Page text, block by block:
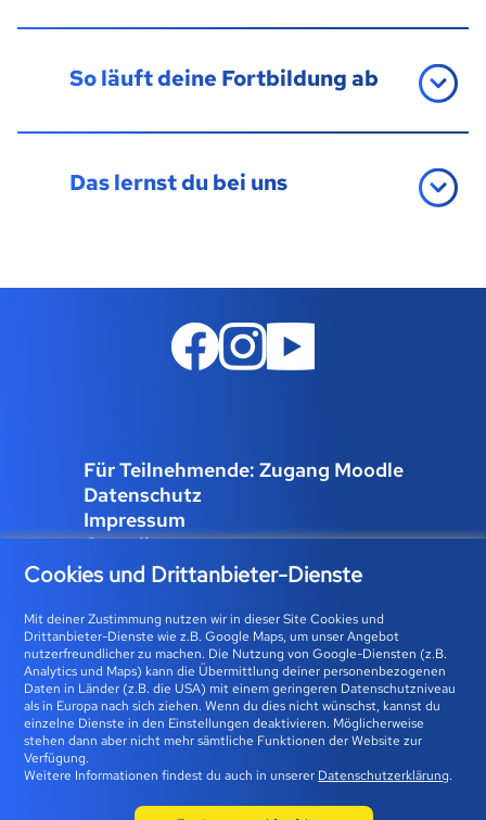
So läuft deine Fortbildung ab
Das lernst du bei uns
Für Teilnehmende: Zugang Moodle
Datenschutz
Impressum
Compliance
Job und Karriere
Bfz-Essen GmbH | Karolingerstraße 93 | 45141 Essen 0800
23 93 773 (gebührenfrei) |info@bfz-essen.de
Cookies und Drittanbieter-Dienste
Mit deiner Zustimmung nutzen wir in dieser Site Cookies und
Drittanbieter-Dienste wie z.B. Google Maps, um unser Angebot
nutzerfreundlicher zu machen. Die Nutzung von Google-Diensten (z.B.
Analytics und Maps) kann die Übermittlung deiner personenbezogenen
Daten in Länder (z.B. die USA) mit einem geringeren Datenschutzniveau
als in Europa nach sich ziehen. Wenn du dies nicht wünschst, kannst du
einzelne Dienste in den Einstellungen deaktivieren. Möglicherweise
stehen dann aber nicht mehr sämtliche Funktionen der Website zur
Verfügung.
Weitere Informationen findest du auch in unserer Datenschutzerklärung.